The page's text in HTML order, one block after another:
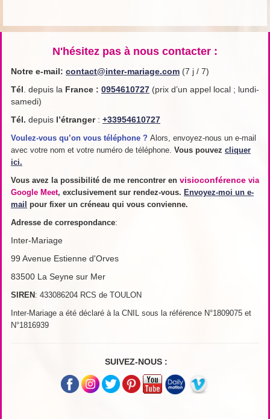
N'hésitez pas à nous contacter :
Notre e-mail: contact@inter-mariage.com (7 j / 7)
Tél . depuis la France : 0954610727 (prix d’un appel local ; lundi-
samedi)
Tél. depuis l’étranger: +33954610727
Voulez-vous qu’on vous téléphone ? Alors, envoyez-nous un e-mail
avec votre nom et votre numéro de téléphone. Vous pouvez cliquer
ici.
Vous avez la possibilité de me rencontrer en visioconférence via
Google Meet, exclusivement sur rendez-vous. Envoyez-moi un e-
mail pour fixer un créneau qui vous convienne.
Adresse de correspondance:
Inter-Mariage
99 Avenue Estienne d'Orves
83500 La Seyne sur Mer
SIREN: 433086204 RCS de TOULON
Inter-Mariage a été déclaré à la CNIL sous la référence N°1809075 et
N°1816939
SUIVEZ-NOUS :